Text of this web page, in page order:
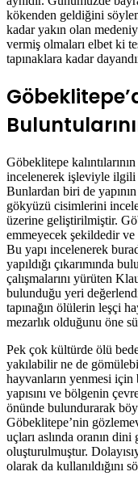
kökenden geldiğini
kadar yakın olan
vermiş olmaları elbet ki
tapınaklara kadar
Göbeklitepe kalıntılarının
incelenerek işleviyle
Bunlardan biri de
gökyüzü cisimlerini
üzerine geliştirilmiştir.
emmeyecek şekildedir ve
Bu yapı incelenerek
yapıldığı çıkarımında
çalışmalarını yürüten
bulunduğu yeri
tapınağın ölülerin leşçi
mezarlık olduğunu öne
Pek çok kültürde ölü
yakılabilir ne de
hayvanların yenmesi için
yapısını ve bölgenin
önünde bulundurarak
Göbeklitepe’nin
uçları aslında oranın
oluşturulmuştur.
olarak da kullanıldığını